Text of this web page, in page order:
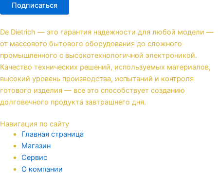
Подписаться
De Dietrich — это гарантия надежности для любой модели —
от массового бытового оборудования до сложного
промышленного с высокотехнологичной электроникой.
Качество технических решений, используемых материалов,
высокий уровень производства, испытаний и контроля
готового изделия — все это способствует созданию
долговечного продукта завтрашнего дня.
Навигация по сайту
Главная страница
Магазин
Сервис
О компании